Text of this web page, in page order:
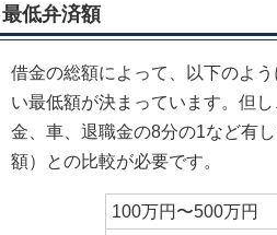
最低弁済額
借金の総額によって、以下のよ
い最低額が決まっています。但
金、車、退職金の8分の1など有
額）との比較が必要です。
100万円〜500万円